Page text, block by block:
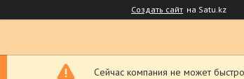
Создать сайт на Satu.kz
Сейчас компания не может